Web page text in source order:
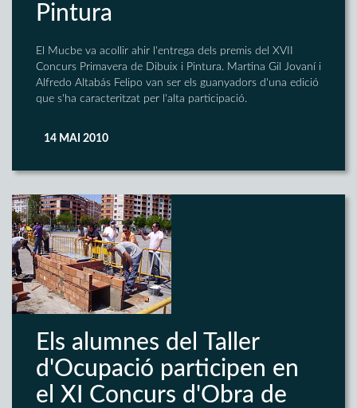
Pintura
El Mucbe va acollir ahir l'entrega dels premis del XVII
Concurs Primavera de Dibuix i Pintura. Martina Gil Jovaní i
Alfredo Altabás Felipo van ser els guanyadors d'una edició
que s'ha caracteritzat per l'alta participació.
14 MAI 2010
Els alumnes del Taller
d'Ocupació participen en
el XI Concurs d'Obra de